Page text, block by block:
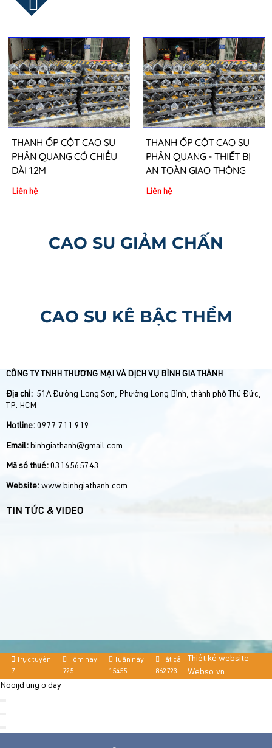
THANH ỐP CỘT CAO SU
PHẢN QUANG CÓ CHIỀU
DÀI 1.2M
Liên hệ
THANH ỐP CỘT CAO SU
PHẢN QUANG - THIẾT BỊ
AN TOÀN GIAO THÔNG
Liên hệ
CAO SU GIẢM CHẤN
CAO SU KÊ BẬC THỀM
CÔNG TY TNHH THƯƠNG MẠI VÀ DỊCH VỤ BÌNH GIA THÀNH
Địa chỉ: 51A Đường Long Sơn, Phường Long Bình, thành phố Thủ Đức,
TP. HCM
Hotline: 0977 711 919
Email: binhgiathanh@gmail.com
Mã số thuế: 0316565743
Website: www.binhgiathanh.com
TIN TỨC & VIDEO
Trực tuyến:
7
Hôm nay:
725
Tuần này:
15455
Tất cả:
862723
Thiết kế website
Webso.vn
Nooijd ung o day